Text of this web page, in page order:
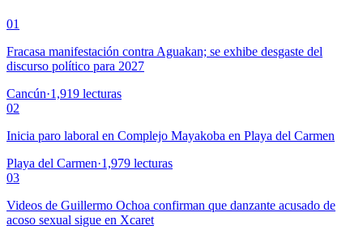
01
Fracasa manifestación contra Aguakan; se exhibe desgaste del
discurso político para 2027
Cancún·1,919 lecturas
02
Inicia paro laboral en Complejo Mayakoba en Playa del Carmen
Playa del Carmen·1,979 lecturas
03
Videos de Guillermo Ochoa confirman que danzante acusado de
acoso sexual sigue en Xcaret